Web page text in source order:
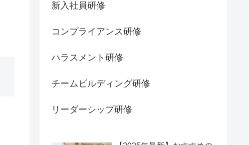
新入社員研修
コンプライアンス研修
ハラスメント研修
チームビルディング研修
リーダーシップ研修